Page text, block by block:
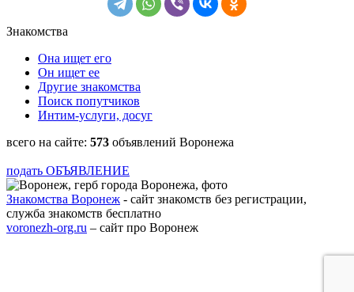
Знакомства
Она ищет его
Он ищет ее
Другие знакомства
Поиск попутчиков
Интим-услуги, досуг
всего на сайте: 573 объявлений Воронежа
подать ОБЪЯВЛЕНИЕ
Знакомства Воронеж - сайт знакомств без регистрации,
служба знакомств бесплатно
voronezh-org.ru – сайт про Воронеж